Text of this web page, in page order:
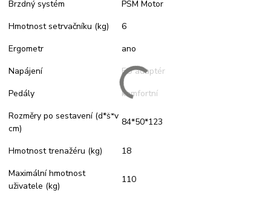
Brzdný systém
PSM Motor
Hmotnost setrvačníku (kg)
6
Ergometr
ano
Napájení
EU adaptér
Pedály
komfortní
Rozměry po sestavení (d*š*v
cm)
84*50*123
Hmotnost trenažéru (kg)
18
Maximální hmotnost
uživatele (kg)
110